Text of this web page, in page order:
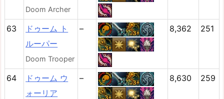
Doom Archer
63
ドゥーム ト
ルーパー
Doom Trooper
– 8,362 251
64
ドゥーム ウ
ォーリア
– 8,630 259